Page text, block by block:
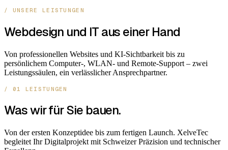
/ UNSERE LEISTUNGEN
Webdesign und IT aus einer Hand
Von professionellen Websites und KI-Sichtbarkeit bis zu
persönlichem Computer-, WLAN- und Remote-Support – zwei
Leistungssäulen, ein verlässlicher Ansprechpartner.
/ 01 LEISTUNGEN
Was wir für Sie bauen.
Von der ersten Konzeptidee bis zum fertigen Launch. XelveTec
begleitet Ihr Digitalprojekt mit Schweizer Präzision und technischer